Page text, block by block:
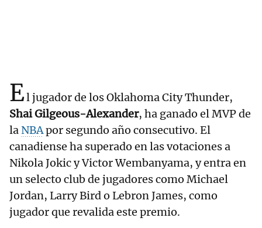
El jugador de los Oklahoma City Thunder,
Shai Gilgeous-Alexander, ha ganado el MVP de
la NBApor segundo año consecutivo. El
canadiense ha superado en las votaciones a
Nikola Jokic y Victor Wembanyama, y entra en
un selecto club de jugadores como Michael
Jordan, Larry Bird o Lebron James, como
jugador que revalida este premio.